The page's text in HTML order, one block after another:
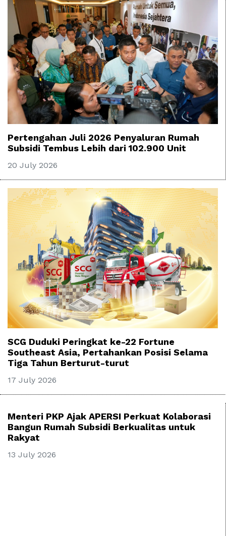
Pertengahan Juli 2026 Penyaluran Rumah
Subsidi Tembus Lebih dari 102.900 Unit
20 July 2026
SCG Duduki Peringkat ke-22 Fortune
Southeast Asia, Pertahankan Posisi Selama
Tiga Tahun Berturut-turut
17 July 2026
Menteri PKP Ajak APERSI Perkuat Kolaborasi
Bangun Rumah Subsidi Berkualitas untuk
Rakyat
13 July 2026